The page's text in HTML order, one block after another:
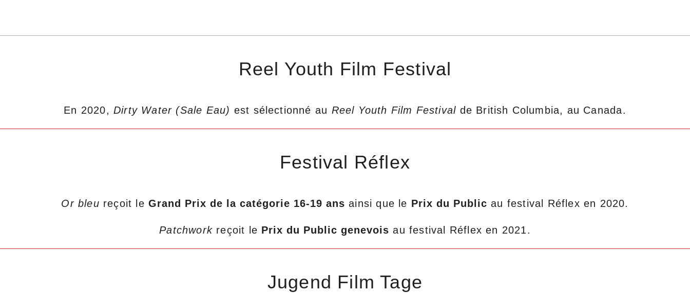
Reel Youth Film Festival
En 2020,Dirty Water (Sale Eau) est sélectionné au Reel Youth Film Festival de British Columbia, au Canada.
Festival Réflex
Or bleu reçoit leGrand Prix de la catégorie 16-19 ans ainsi que le Prix du Public au festival Réflex en 2020.
Patchwork reçoit le Prix du Public genevois au festival Réflex en 2021.
Jugend Film Tage